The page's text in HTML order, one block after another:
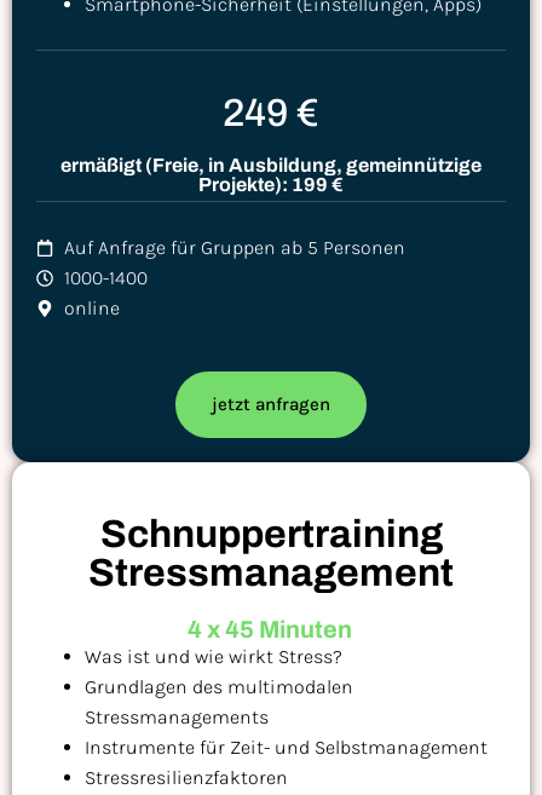
249 €
ermäßigt (Freie, in Ausbildung, gemeinnützige
Projekte): 199 €
Auf Anfrage für Gruppen ab 5 Personen
1000-1400
online
jetzt anfragen
Schnuppertraining
Stressmanagement
4 x 45 Minuten
Was ist und wie wirkt Stress?
Grundlagen des multimodalen
Stressmanagements
Instrumente für Zeit- und Selbstmanagement
Stressresilienzfaktoren